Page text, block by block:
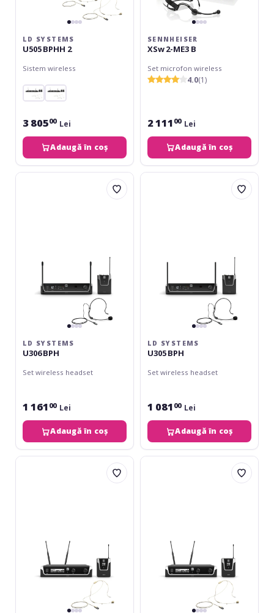
LD SYSTEMS
U505 BPHH 2
Sistem wireless
3 80500 Lei
Adaugă în coș
SENNHEISER
XSw 2-ME3 B
Set microfon wireless
4.0(1)
2 111 00 Lei
Adaugă în coș
LD
LD SYSTEMS
U306 BPH
Set wireless headset
1 161 00 Lei
Adaugă în coș
LD
LD SYSTEMS
U305 BPH
Set wireless headset
1 081 00 Lei
Adaugă în coș
LD
LD